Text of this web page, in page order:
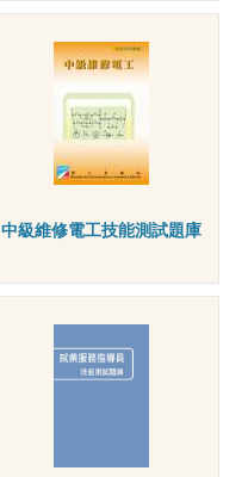
中級維修電工技能測試題庫